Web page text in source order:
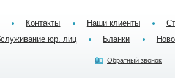
Контакты Наши клиенты
юр. лиц
Бланки
Обратный звонок